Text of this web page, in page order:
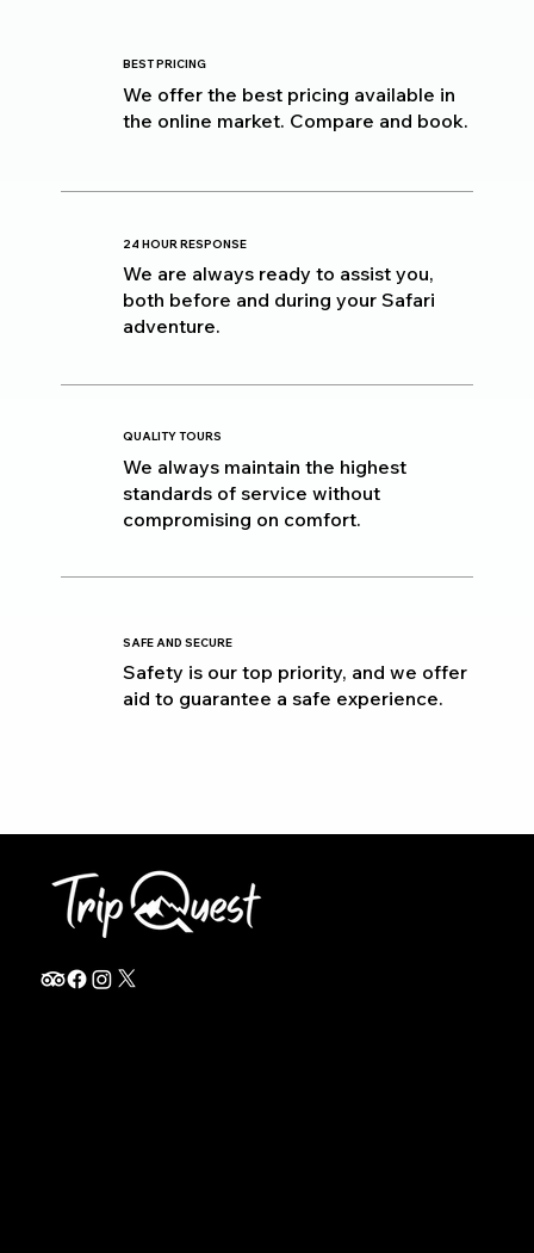
BEST PRICING
We offer the best pricing available in
the online market. Compare and book.
24 HOUR RESPONSE
We are always ready to assist you,
both before and during your Safari
adventure.
QUALITY TOURS
We always maintain the highest
standards of service without
compromising on comfort.
SAFE AND SECURE
Safety is our top priority, and we offer
aid to guarantee a safe experience.